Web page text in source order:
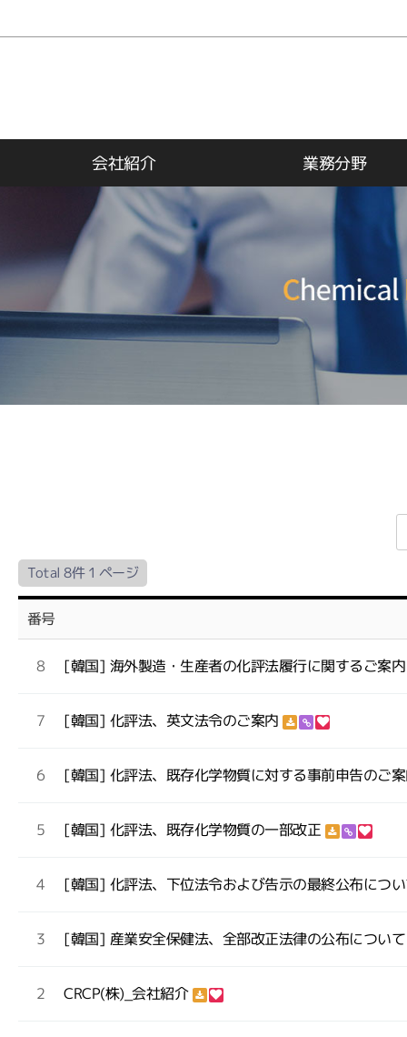
会社紹介 業務分野
Total 8件1 ページ
番号
8 [韓国] 海外製造・生産者の化評法履行に関するご案
7 [韓国] 化評法、英文法令のご案内
6 [韓国] 化評法、既存化学物質に対する事前申告のご
5 [韓国] 化評法、既存化学物質の一部改正
4 [韓国] 化評法、下位法令および告示の最終公布につ
3 [韓国] 産業安全保健法、全部改正法律の公布につい
2 CRCP(株)_会社紹介